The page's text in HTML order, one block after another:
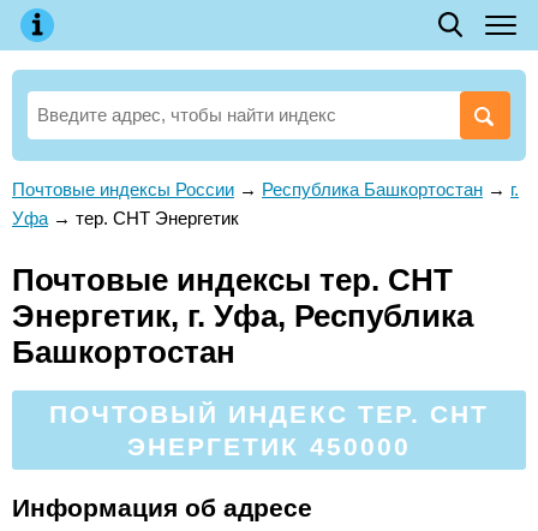
Почтовые индексы России → Республика Башкортостан → г.
Уфа → тер. СНТ Энергетик
Почтовые индексы тер. СНТ
Энергетик, г. Уфа, Республика
Башкортостан
ПОЧТОВЫЙ ИНДЕКС ТЕР. СНТ
ЭНЕРГЕТИК 450000
Информация об адресе